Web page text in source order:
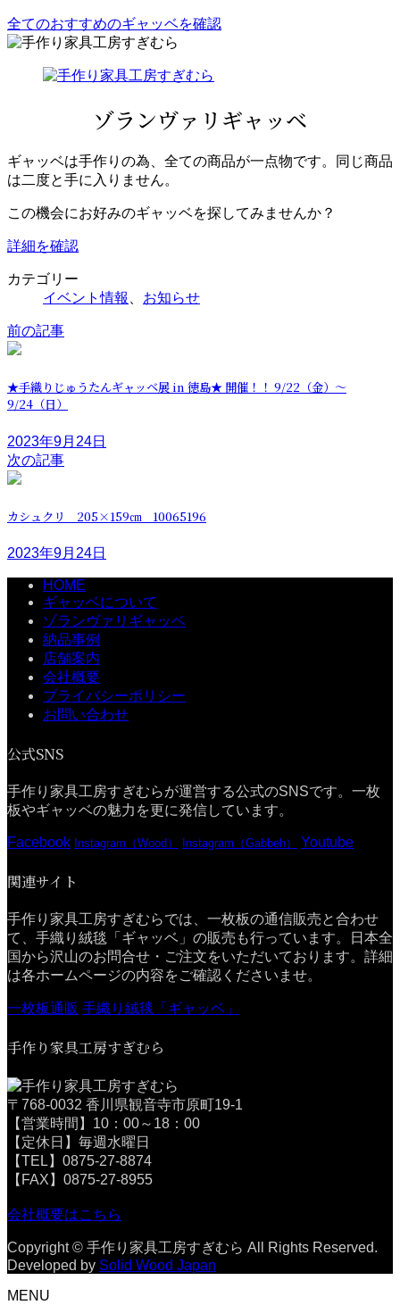
全てのおすすめのギャッベを確認
ゾランヴァリギャッベ
ギャッベは手作りの為、全ての商品が一点物です。同じ商品
は二度と手に入りません。
この機会にお好みのギャッベを探してみませんか？
詳細を確認
カテゴリー
イベント情報
お知らせ
前の記事
★手織りじゅうたんギャッベ展 in 徳島★ 開催！！ 9/22（金）～
9/24（日）
2023年9月24日
次の記事
カシュクリ 205×159㎝ 10065196
2023年9月24日
HOME
ギャッベについて
ゾランヴァリギャッベ
納品事例
店舗案内
会社概要
プライバシーポリシー
お問い合わせ
公式SNS
手作り家具工房すぎむらが運営する公式のSNSです。一枚
板やギャッベの魅力を更に発信しています。
Facebook Instagram（Wood） Instagram（Gabbeh） Youtube
関連サイト
手作り家具工房すぎむらでは、一枚板の通信販売と合わせ
て、手織り絨毯「ギャッベ」の販売も行っています。日本全
国から沢山のお問合せ・ご注文をいただいております。詳細
は各ホームページの内容をご確認くださいませ。
一枚板通販 手織り絨毯「ギャッベ」
手作り家具工房すぎむら
〒768-0032 香川県観音寺市原町19-1
【営業時間】10：00～18：00
【定休日】毎週水曜日
【TEL】0875-27-8874
【FAX】0875-27-8955
会社概要はこちら
Copyright © 手作り家具工房すぎむら All Rights Reserved.
Developed by Solid Wood Japan
MENU